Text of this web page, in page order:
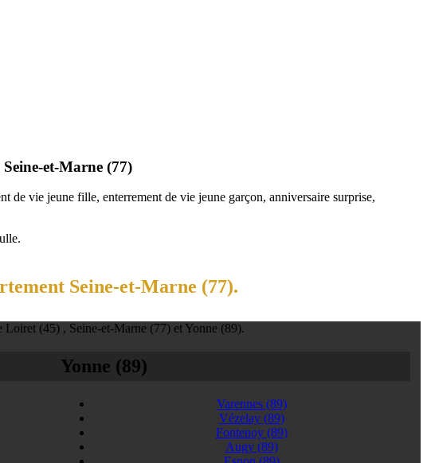
et-Marne (77)
de vie jeune fille, enterrement de vie jeune garçon, anniversaire surprise,
Seine-et-Marne (77).
(45) , Seine-et-Marne (77) et Yonne (89).
Yonne (89)
Varennes (89)
Vézelay (89)
Fontenoy (89)
Augy (89)